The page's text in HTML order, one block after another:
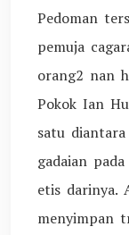
Pedoman
pemuja
orang2 nan
Pokok Ian
satu
gadaian
etis darinya.
menyimpan